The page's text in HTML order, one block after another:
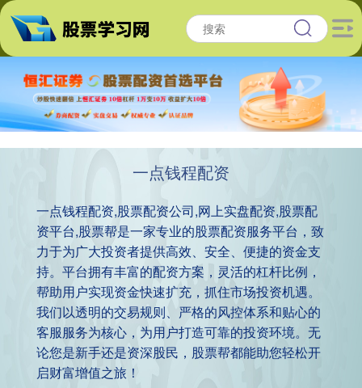
一点钱程配资
一点钱程配资,股票配资公司,网上实盘配资,股票配
资平台,股票帮是一家专业的股票配资服务平台，致
力于为广大投资者提供高效、安全、便捷的资金支
持。平台拥有丰富的配资方案，灵活的杠杆比例，
帮助用户实现资金快速扩充，抓住市场投资机遇。
我们以透明的交易规则、严格的风控体系和贴心的
客服服务为核心，为用户打造可靠的投资环境。无
论您是新手还是资深股民，股票帮都能助您轻松开
启财富增值之旅！